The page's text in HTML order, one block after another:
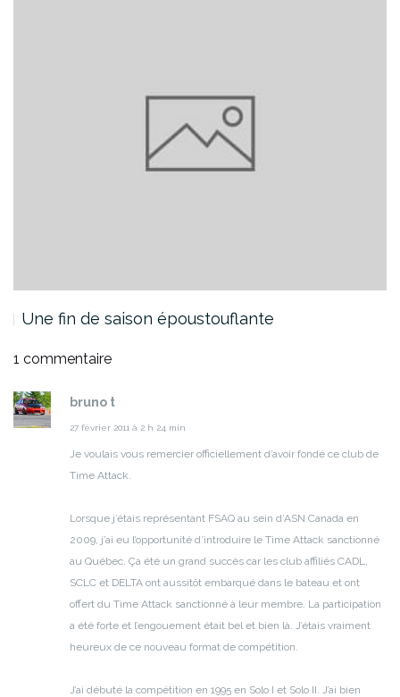
Une fin de saison époustouflante
1 commentaire
bruno t
27 février 2011 à 2 h 24 min
Je voulais vous remercier officiellement d’avoir fondé ce club de
Time Attack.
Lorsque j’étais représentant FSAQ au sein d’ASN Canada en
2009, j’ai eu l’opportunité d’introduire le Time Attack sanctionné
au Québec. Ça été un grand succès car les club affiliés CADL,
SCLC et DELTA ont aussitôt embarqué dans le bateau et ont
offert du Time Attack sanctionné à leur membre. La participation
a été forte et l’engouement était bel et bien là. J’étais vraiment
heureux de ce nouveau format de compétition.
J’ai débuté la compétition en 1995 en Solo I et Solo II. J’ai bien